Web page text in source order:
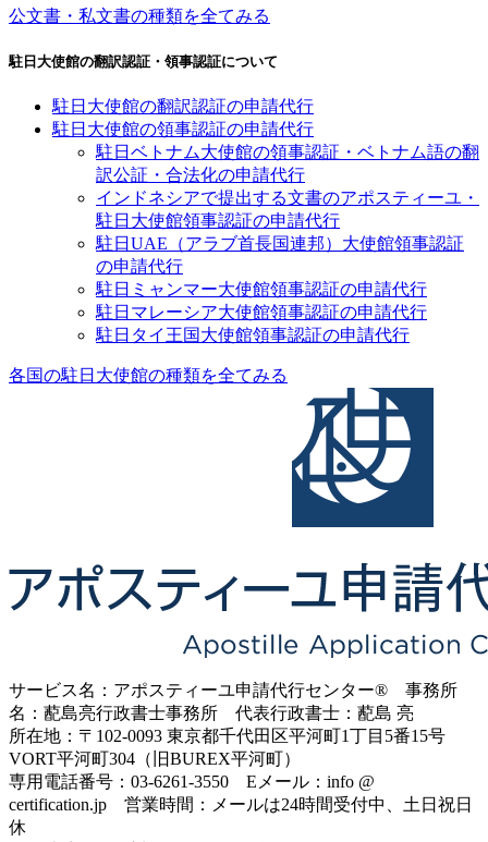
公文書・私文書の種類を全てみる
駐日大使館の翻訳認証・領事認証について
駐日大使館の翻訳認証の申請代行
駐日大使館の領事認証の申請代行
駐日ベトナム大使館の領事認証・ベトナム語の翻
訳公証・合法化の申請代行
インドネシアで提出する文書のアポスティーユ・
駐日大使館領事認証の申請代行
駐日UAE（アラブ首長国連邦）大使館領事認証
の申請代行
駐日ミャンマー大使館領事認証の申請代行
駐日マレーシア大使館領事認証の申請代行
駐日タイ王国大使館領事認証の申請代行
各国の駐日大使館の種類を全てみる
サービス名：アポスティーユ申請代行センター® 事務所
名：蓜島亮行政書士事務所 代表行政書士：蓜島 亮
所在地：〒102-0093 東京都千代田区平河町1丁目5番15号
VORT平河町304（旧BUREX平河町）
専用電話番号：03-6261-3550 Eメール：info @
certification.jp 営業時間：メールは24時間受付中、土日祝日
休